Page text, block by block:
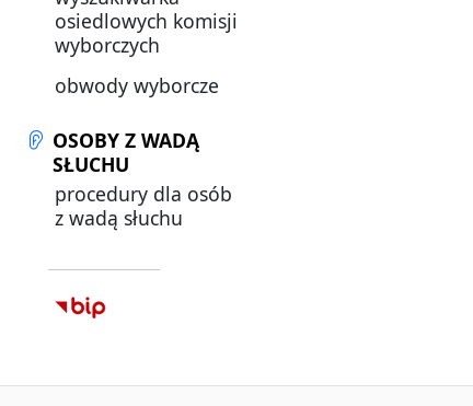
osiedlowych komisji
wyborczych
obwody wyborcze
OSOBY Z WADĄ
SŁUCHU
procedury dla osób
z wadą słuchu